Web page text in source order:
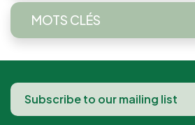
MOTS CLÉS